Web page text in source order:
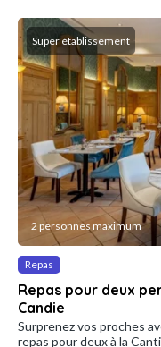
Super établissement
2 personnes maximum
Repas
Repas pour deux
Candie
Surprenez vos proches
repas pour deux à la